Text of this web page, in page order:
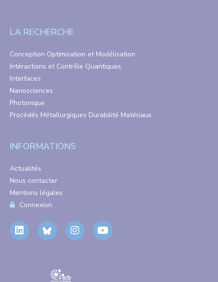
LA RECHERCHE
Conception Optimisation et Modélisation
Intéractions et Contrôle Quantiques
Interfaces
Nanosciences
Photonique
Procédés Métallurgiques Durabilité Matériaux
INFORMATIONS
Actualités
Nous contacter
Mentions légales
Connexion